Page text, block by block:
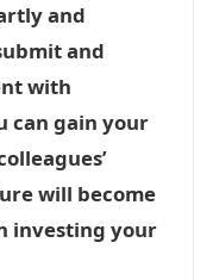
and
and
with
can gain your
will become
investing your